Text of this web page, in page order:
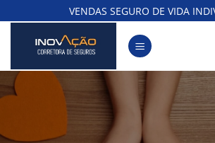
to
content
VENDAS SEGURO DE VIDA